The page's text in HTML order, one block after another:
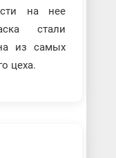
на нее
стали
из самых
цеха.